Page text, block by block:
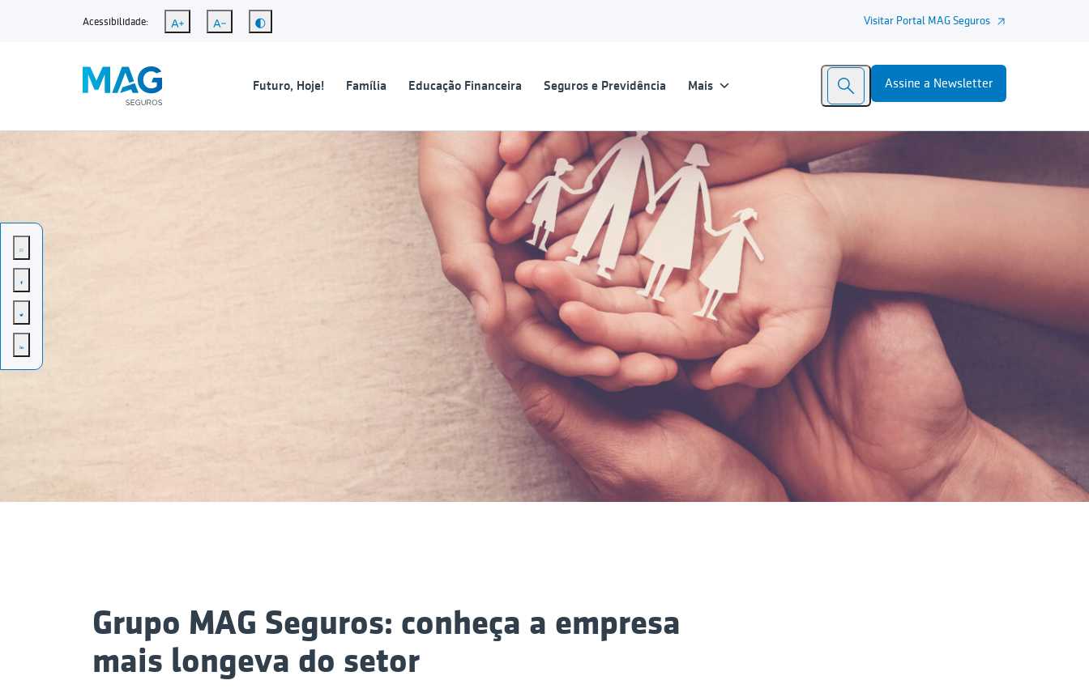
Acessibilidade: Visitar Portal MAG Seguros
Futuro, Hoje! Família Educação Financeira Seguros e Previdência Mais Assine a Newsletter
Grupo MAG Seguros: conheça a empresa
mais longeva do setor